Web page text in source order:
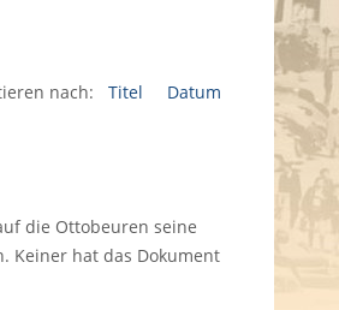
nach: Titel Datum
die Ottobeuren seine
Keiner hat das Dokument